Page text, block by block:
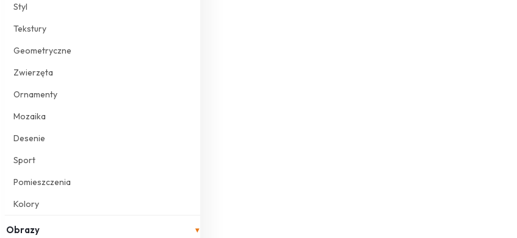
Styl
Tekstury
Geometryczne
Zwierzęta
Ornamenty
Mozaika
Desenie
Sport
Pomieszczenia
Kolory
Obrazy ▾